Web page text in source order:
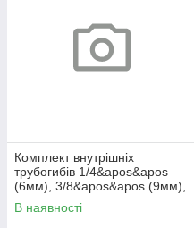
Комплект внутрішніх
трубогибів 1/4&apos&apos
(6мм), 3/8&apos&apos (9мм),
1/2&apos&apos (12мм),
5/8&apos&apos (15мм) (4
В наявності